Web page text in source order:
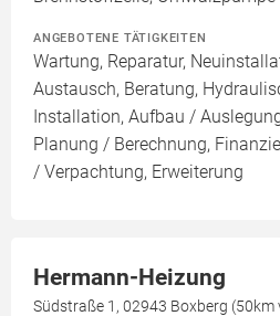
ANGEBOTENE TÄTIGKEITEN
Wartung, Reparatur,
Austausch, Beratung,
Installation, Aufbau /
Planung / Berechnung,
/ Verpachtung, Erweiterung
Hermann-Heizung
Südstraße 1, 02943 Boxberg